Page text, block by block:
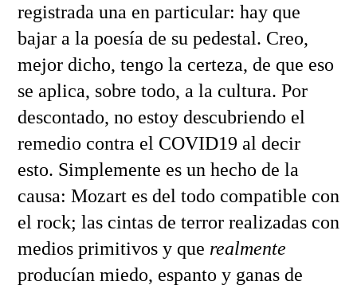
registrada una en particular: hay que
bajar a la poesía de su pedestal. Creo,
mejor dicho, tengo la certeza, de que eso
se aplica, sobre todo, a la cultura. Por
descontado, no estoy descubriendo el
remedio contra el COVID19 al decir
esto. Simplemente es un hecho de la
causa: Mozart es del todo compatible con
el rock; las cintas de terror realizadas con
medios primitivos y que realmente
producían miedo, espanto y ganas de